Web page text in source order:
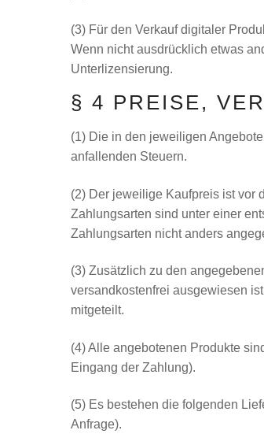
(3) Für den Verkauf digitaler
Wenn nicht ausdrücklich etwas
Unterlizensierung.
§ 4 PREISE,
(1) Die in den jeweiligen
anfallenden Steuern.
(2) Der jeweilige Kaufpreis ist vor
Zahlungsarten sind unter einer
Zahlungsarten nicht anders
(3) Zusätzlich zu den
versandkostenfrei ausgewiesen
mitgeteilt.
(4) Alle angebotenen Produkte
Eingang der Zahlung).
(5) Es bestehen die folgenden
Anfrage).